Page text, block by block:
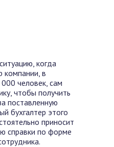
когда
компании, в
человек, сам
чтобы получить
поставленную
бухгалтер этого
приносит
справки по форме